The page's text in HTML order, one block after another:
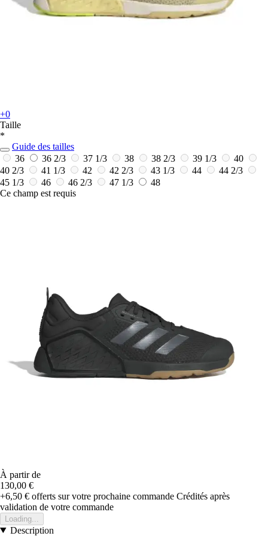
+0
Taille
*
Guide des tailles
36
36 2/3 37 1/3 38 38 2/3 39 1/3
40
40 2/3
41 1/3 42 42 2/3 43 1/3 44
44 2/3
45 1/3
46 46 2/3 47 1/3
48
Ce champ est requis
À partir de
130,00 €
+6,50 € offerts sur votre prochaine commande Crédités après
validation de votre commande
Loading...
Description